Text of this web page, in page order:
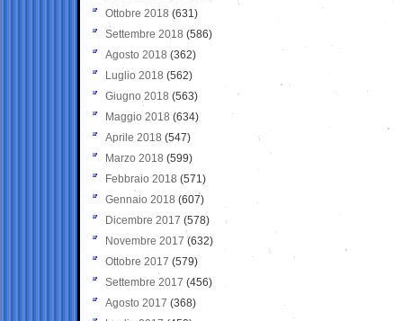
Ottobre 2018 (631)
Settembre 2018 (586)
Agosto 2018 (362)
Luglio 2018 (562)
Giugno 2018 (563)
Maggio 2018 (634)
Aprile 2018 (547)
Marzo 2018 (599)
Febbraio 2018 (571)
Gennaio 2018 (607)
Dicembre 2017 (578)
Novembre 2017 (632)
Ottobre 2017 (579)
Settembre 2017 (456)
Agosto 2017 (368)